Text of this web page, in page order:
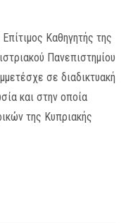
Καθηγητής της
Πανεπιστημίου
σε διαδικτυακή
και στην οποία
της Κυπριακής